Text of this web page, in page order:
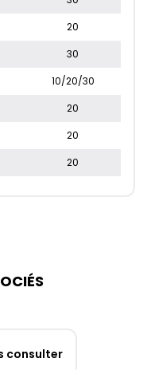
20
30
10/20/30
20
20
20
consulter